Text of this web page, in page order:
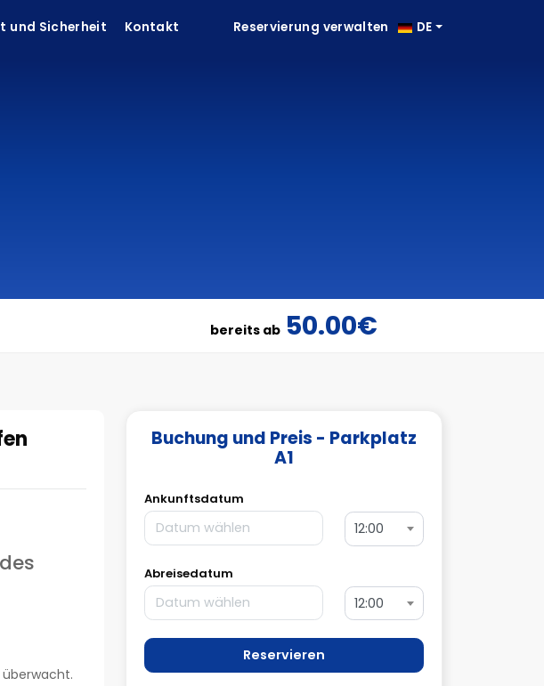
und Sicherheit Kontakt Reservierung verwalten DE
bereits ab 50.00€
Buchung und Preis - Parkplatz
A1
Ankunftsdatum
12:00
Abreisedatum
12:00
Reservieren